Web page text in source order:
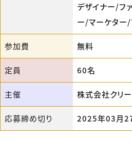
デザイナー/フ
ー/マーケター/
参加費 無料
定員 60名
主催 株式会社クリ
応募締め切り 2025年03月